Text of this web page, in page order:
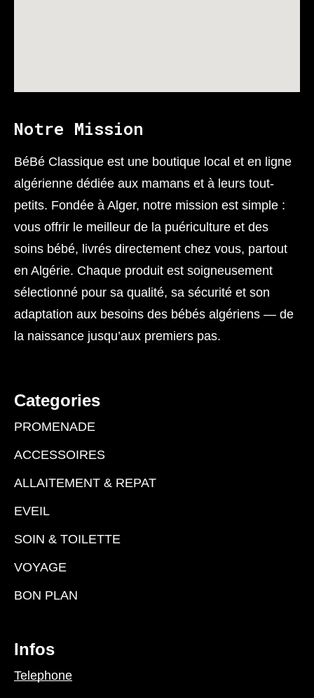
Notre Mission
BéBé Classique est une boutique local et en ligne
algérienne dédiée aux mamans et à leurs tout-
petits. Fondée à Alger, notre mission est simple :
vous offrir le meilleur de la puériculture et des
soins bébé, livrés directement chez vous, partout
en Algérie. Chaque produit est soigneusement
sélectionné pour sa qualité, sa sécurité et son
adaptation aux besoins des bébés algériens — de
la naissance jusqu’aux premiers pas.
Categories
PROMENADE
ACCESSOIRES
ALLAITEMENT & REPAT
EVEIL
SOIN & TOILETTE
VOYAGE
BON PLAN
Infos
Telephone